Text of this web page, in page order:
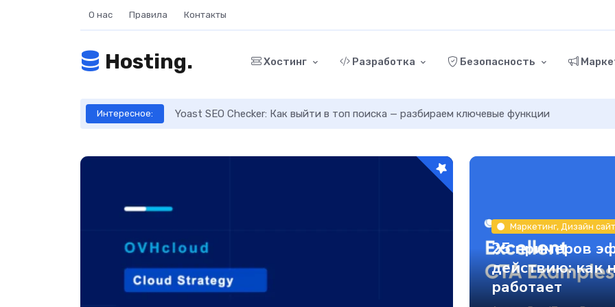
О нас Правила Контакты
Hosting. Хостинг Разработка Безопасность
Интересное: Yoast SEO Checker: Как выйти в топ поиска — разбираем ключевые функции
Маркетинг, Дизайн
25 примеров
действию: как
работает